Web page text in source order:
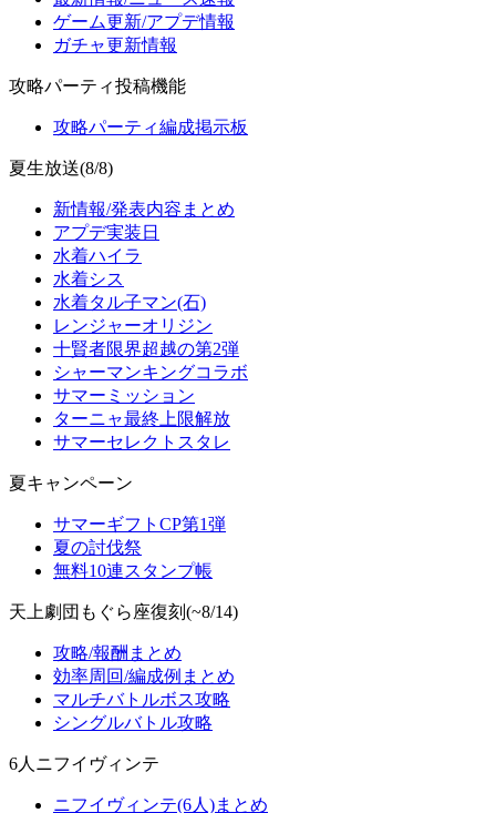
ゲーム更新/アプデ情報
ガチャ更新情報
攻略パーティ投稿機能
攻略パーティ編成掲示板
夏生放送(8/8)
新情報/発表内容まとめ
アプデ実装日
水着ハイラ
水着シス
水着タル子マン(石)
レンジャーオリジン
十賢者限界超越の第2弾
シャーマンキングコラボ
サマーミッション
ターニャ最終上限解放
サマーセレクトスタレ
夏キャンペーン
サマーギフトCP第1弾
夏の討伐祭
無料10連スタンプ帳
天上劇団もぐら座復刻(~8/14)
攻略/報酬まとめ
効率周回/編成例まとめ
マルチバトルボス攻略
シングルバトル攻略
6人ニフイヴィンテ
ニフイヴィンテ(6人)まとめ